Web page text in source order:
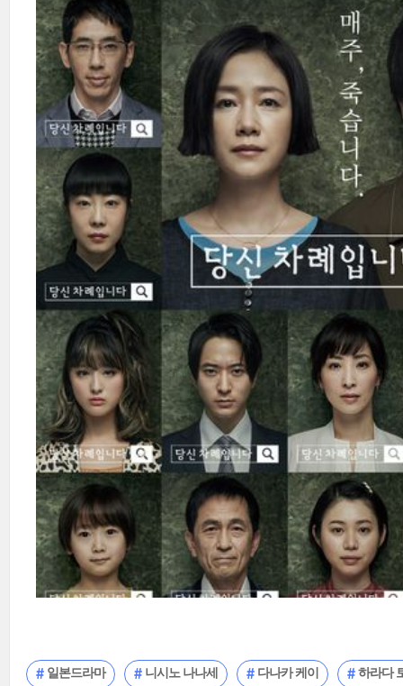
일본드라마 니시노 나나세 다나카 케이 하라다